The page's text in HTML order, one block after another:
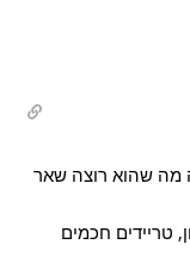
מה שהוא רוצה שאר
טריידים חכמים